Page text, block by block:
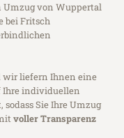
von Wuppertal
bei Fritsch
wir liefern Ihnen eine
Ihre individuellen
Sie Ihre Umzug
voller Transparenz